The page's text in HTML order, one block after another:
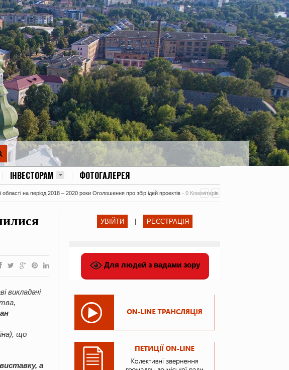
ІНВЕСТОРАМ ФОТОГАЛЕРЕЯ
області на період 2018 – 2020 роки Оголошення про збір ідей проектів - 0 Коментарів
викладачі
що
а
УВІЙТИ РЕЄСТРАЦІЯ
Для людей з вадами зору